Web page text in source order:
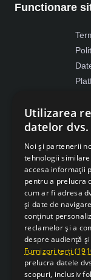
Functionare
Utilizarea
datelor dvs.
Noi și partenerii
tehnologii
accesa informații
pentru a prelucra
cum ar fi adresa
și date de
conținut
reclamelor și a
despre audiență
Furnizori terți
prelucra datele
scopuri, inclusiv